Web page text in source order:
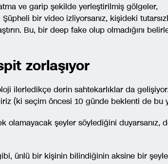
ve garip şekilde yerleştirilmiş gölgeler,
bir video izliyorsanız, kişideki
Bu, bir deep fake olup olmadığını
zorlaşıyor
ilerledikçe derin sahtekarlıklar da
(ki seçim öncesi 10 günde beklenti de bu
olamayacak şeyler söylediğini duyarsanız,
ünlü bir kişinin bilindiğinin aksine bir